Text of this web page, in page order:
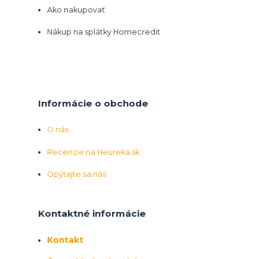
Ako nakupovať
Nákup na splátky Homecredit
Informácie o obchode
O nás
Recenzie na Heureka.sk
Opýtajte sa nás
Kontaktné informácie
Kontakt